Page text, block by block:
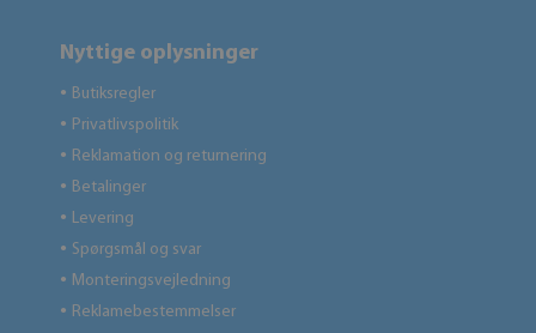
Nyttige oplysninger
● Butiksregler
● Privatlivspolitik
● Reklamation og returnering
● Betalinger
● Levering
● Spørgsmål og svar
● Monteringsvejledning
● Reklamebestemmelser